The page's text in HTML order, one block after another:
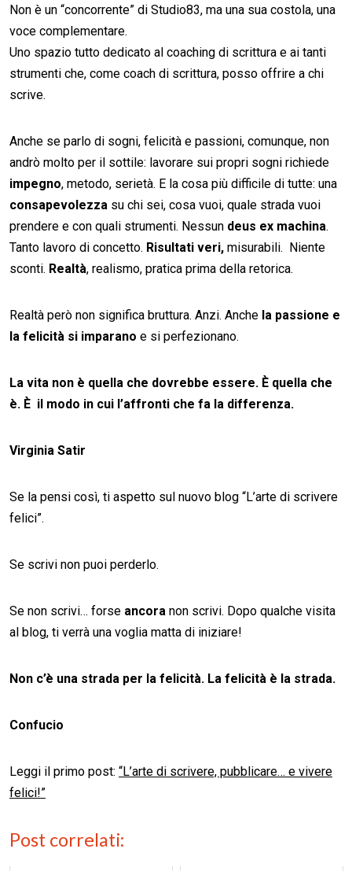
Non è un “concorrente” di Studio83, ma una sua costola, una
voce complementare.
Uno spazio tutto dedicato al coaching di scrittura e ai tanti
strumenti che, come coach di scrittura, posso offrire a chi
scrive.
Anche se parlo di sogni, felicità e passioni, comunque, non
andrò molto per il sottile: lavorare sui propri sogni richiede
impegno, metodo, serietà. E la cosa più difficile di tutte: una
consapevolezza su chi sei, cosa vuoi, quale strada vuoi
prendere e con quali strumenti. Nessun deus ex machina.
Tanto lavoro di concetto. Risultati veri, misurabili. Niente
sconti. Realtà, realismo, pratica prima della retorica.
Realtà però non significa bruttura. Anzi. Anche la passione e
la felicità si imparano e si perfezionano.
La vita non è quella che dovrebbe essere. È quella che
è. È il modo in cui l’affronti che fa la differenza.
Virginia Satir
Se la pensi così, ti aspetto sul nuovo blog “L’arte di scrivere
felici”.
Se scrivi non puoi perderlo.
Se non scrivi… forse ancora non scrivi. Dopo qualche visita
al blog, ti verrà una voglia matta di iniziare!
Non c’è una strada per la felicità. La felicità è la strada.
Confucio
Leggi il primo post: “L’arte di scrivere, pubblicare… e vivere
felici!”
Post correlati: